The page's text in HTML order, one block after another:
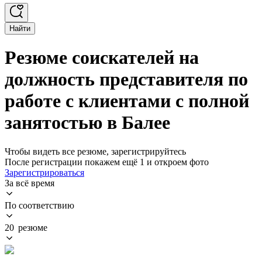
Найти
Резюме соискателей на
должность представителя по
работе с клиентами с полной
занятостью в Балее
Чтобы видеть все резюме, зарегистрируйтесь
После регистрации покажем ещё 1 и откроем фото
Зарегистрироваться
За всё время
По соответствию
20 резюме